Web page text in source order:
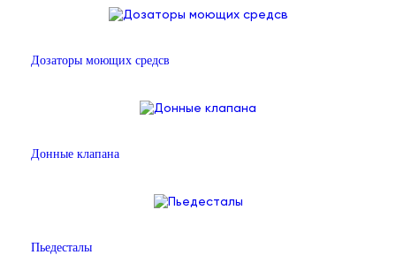
Дозаторы моющих средсв
Донные клапана
Пьедесталы